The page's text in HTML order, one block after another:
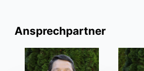
Ansprechpartner